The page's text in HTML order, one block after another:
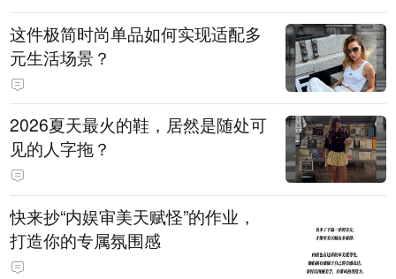
这件极简时尚单品如何实现适配多
元生活场景？
2026夏天最火的鞋，居然是随处可
见的人字拖？
快来抄“内娱审美天赋怪”的作业，
打造你的专属氛围感